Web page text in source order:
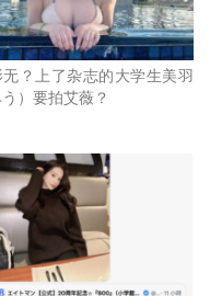
无？上了杂志的大学生美羽
う）要拍艾薇？